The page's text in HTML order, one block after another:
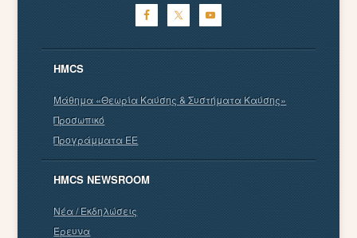
HMCS
Μάθημα «Θεωρία Καύσης & Συστήματα Καύσης»
Προσωπικό
Προγράμματα EE
HMCS NEWSROOM
Νέα / Εκδηλώσεις
Έρευνα